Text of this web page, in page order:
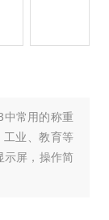
中常用的称重
业、教育等
，操作简